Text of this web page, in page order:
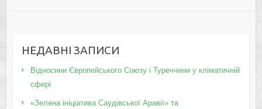
НЕДАВНІ ЗАПИСИ
Відносини Європейського Союзу і Туреччини у кліматичній
сфері
«Зелена ініціатива Саудівської Аравії» та